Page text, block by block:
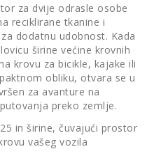
za dvije odrasle osobe
reciklirane tkanine i
dodatnu udobnost. Kada
širine većine krovnih
krovu za bicikle, kajake ili
obliku, otvara se u
za avanture na
preko zemlje.
in širine, čuvajući prostor
vašeg vozila